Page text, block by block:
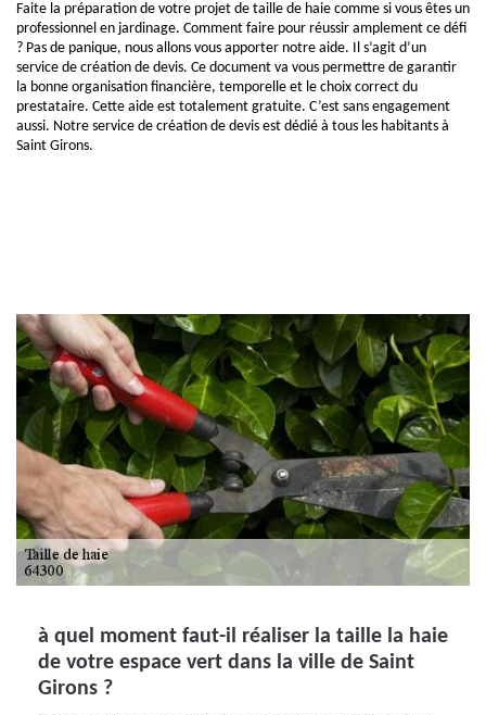
Faite la préparation de votre projet de taille de haie comme si vous êtes un
professionnel en jardinage. Comment faire pour réussir amplement ce défi
? Pas de panique, nous allons vous apporter notre aide. Il s’agit d’un
service de création de devis. Ce document va vous permettre de garantir
la bonne organisation financière, temporelle et le choix correct du
prestataire. Cette aide est totalement gratuite. C’est sans engagement
aussi. Notre service de création de devis est dédié à tous les habitants à
Saint Girons.
à quel moment faut-il réaliser la taille la haie
de votre espace vert dans la ville de Saint
Girons ?